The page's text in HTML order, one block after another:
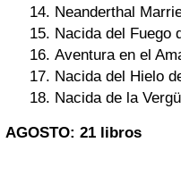
Neanderthal
Nacida del Fuego
Aventura en el
Nacida del Hielo
Nacida de la
AGOSTO: 21 libros